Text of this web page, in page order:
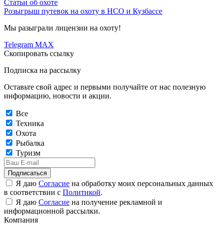
Статьи об охоте
Розыгрыш путевок на охоту в НСО и Кузбассе
Мы разыграли лицензии на охоту!
Telegram MAX
Скопировать ссылку
Подписка на рассылку
Оставьте свой адрес и первыми получайте от нас полезную
информацию, новости и акции.
Все
Техника
Охота
Рыбалка
Туризм
Подписаться
Я даю Согласие на обработку моих персональных данных
в соответствии с Политикой.
Я даю Согласие на получение рекламной и
информационной рассылки.
Компания